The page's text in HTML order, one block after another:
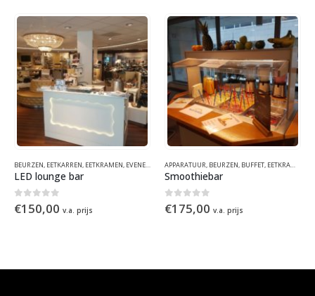
PARTYMATERIALEN
,THEMAFEESTEN & EVENEMENTEN
KRAAMCONCEPTEN,SINTERKLAAS,WINTER
BEURZEN, EETKARREN, EETKRAMEN, EVENEMENTEN ,KRAAMCONCEPTEN,KRAMEN EN HUISJES
LED lounge bar
0out of 5
€150,00 v.a. prijs
APPARATUUR, BEURZEN, BUFFET, EETKRAMEN
Smoothiebar
0out of 5
€175,00 v.a. prijs